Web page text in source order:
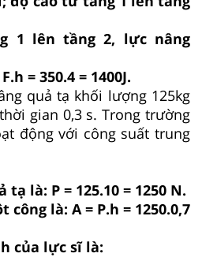
1 lên tầng 2, lực nâng
= 350.4 = 1400J.
quả tạ khối lượng 125kg
gian 0,3 s. Trong trường
động với công suất trung
là: P = 125.10 = 1250 N.
là: A = P.h = 1250.0,7
của lực sĩ là: